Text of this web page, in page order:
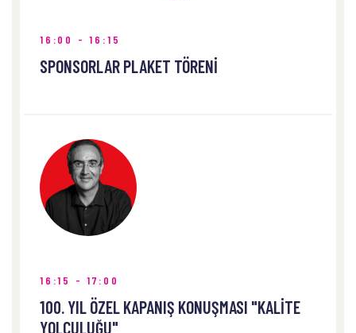
16:00 - 16:15
SPONSORLAR PLAKET TÖRENİ
16:15 - 17:00
100. YIL ÖZEL KAPANIŞ KONUŞMASI "KALITE
YOLCULUĞU"